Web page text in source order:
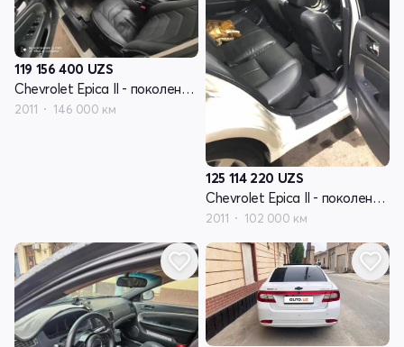
119 156 400 UZS
Chevrolet Epica II - поколение V250 рестайлинг
2011 146 000 км
125 114 220 UZS
Chevrolet Epica II - поколение V250 рестайлинг
2011 102 000 км